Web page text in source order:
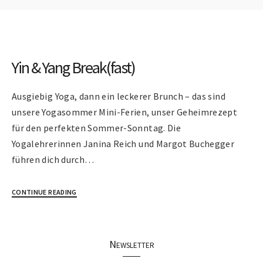
Yin & Yang Break(fast)
Ausgiebig Yoga, dann ein leckerer Brunch – das sind
unsere Yogasommer Mini-Ferien, unser Geheimrezept
für den perfekten Sommer-Sonntag. Die
Yogalehrerinnen Janina Reich und Margot Buchegger
führen dich durch…
CONTINUE READING
Newsletter